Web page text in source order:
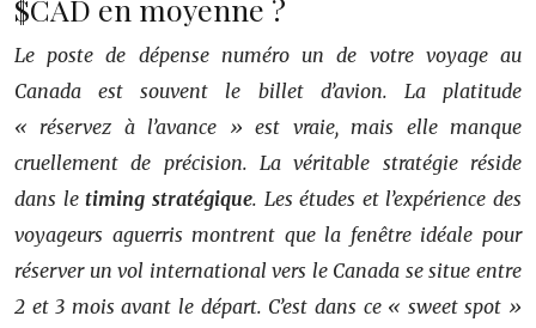
$CAD en moyenne ?
Le poste de dépense numéro un de votre voyage au
Canada est souvent le billet d’avion. La platitude
« réservez à l’avance » est vraie, mais elle manque
cruellement de précision. La véritable stratégie réside
dans letiming stratégique. Les études et l’expérience des
voyageurs aguerris montrent que la fenêtre idéale pour
réserver un vol international vers le Canada se situe entre
2 et 3 mois avant le départ. C’est dans ce « sweet spot »